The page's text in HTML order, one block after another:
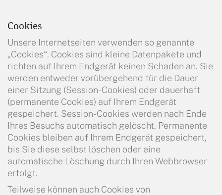
Cookies
Unsere Internetseiten verwenden so genannte
„Cookies“. Cookies sind kleine Datenpakete und
richten auf Ihrem Endgerät keinen Schaden an. Sie
werden entweder vorübergehend für die Dauer
einer Sitzung (Session-Cookies) oder dauerhaft
(permanente Cookies) auf Ihrem Endgerät
gespeichert. Session- Cookies werden nach Ende
Ihres Besuchs automatisch gelöscht. Permanente
Cookies bleiben auf Ihrem Endgerät gespeichert,
bis Sie diese selbst löschen oder eine
automatische Löschung durch Ihren Webbrowser
erfolgt.
Teilweise können auch Cookies von